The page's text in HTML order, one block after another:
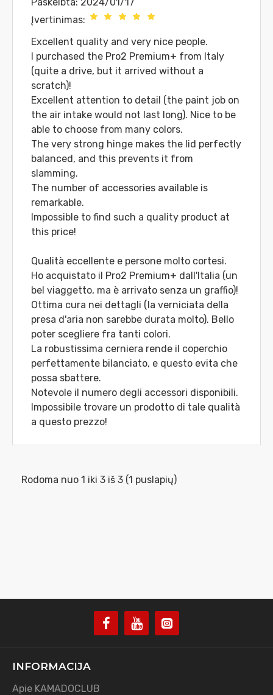
Įvertinimas:
Excellent quality and very nice people.
I purchased the Pro2 Premium+ from Italy
(quite a drive, but it arrived without a
scratch)!
Excellent attention to detail (the paint job on
the air intake would not last long). Nice to be
able to choose from many colors.
The very strong hinge makes the lid perfectly
balanced, and this prevents it from
slamming.
The number of accessories available is
remarkable.
Impossible to find such a quality product at
this price!
Qualità eccellente e persone molto cortesi.
Ho acquistato il Pro2 Premium+ dall'Italia (un
bel viaggetto, ma è arrivato senza un graffio)!
Ottima cura nei dettagli (la verniciata della
presa d'aria non sarebbe durata molto). Bello
poter scegliere fra tanti colori.
La robustissima cerniera rende il coperchio
perfettamente bilanciato, e questo evita che
possa sbattere.
Notevole il numero degli accessori disponibili.
Impossibile trovare un prodotto di tale qualità
a questo prezzo!
Rodoma nuo 1 iki 3 iš 3 (1 puslapių)
INFORMACIJA
Apie KAMADOCLUB